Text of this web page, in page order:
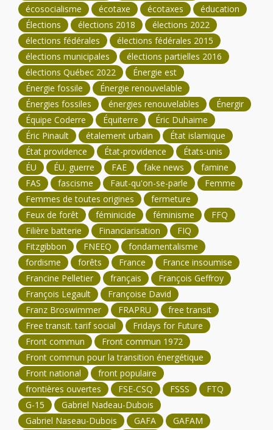
écosocialisme
écotaxe écotaxes
éducation
Élections
élections 2018
élections 2022
élections fédérales
élections fédérales 2015
élections municipales
élections partielles 2016
élections Québec 2022
Énergie est
Énergie fossile
Énergie renouvelable
Énergies fossiles
énergies renouvelables
Énergir
Équipe Coderre
Équiterre
Éric Duhaime
Éric Pinault
étalement urbain
État islamique
État providence
État-providence
États-unis
ÉU
ÉU. guerre FAE fake news
famine
FAS
fascisme Faut-qu'on-se-parle
Femme
Femmes de toutes origines
fermeture
Feux de forêt
féminicide féminisme
FFQ
Filière batterie
Financiarisation
FIQ
Fitzgibbon
FNEEQ
fondamentalisme
fordisme
forêts France
France insoumise
Francine Pelletier
français
François Geffroy
François Legault
Françoise David
Franz Broswimmer
FRAPRU
free transit
Free transit. tarif social
Fridays for Future
Front commun
Front commun 1972
Front commun pour la transition énergétique
Front national
front populaire
frontières ouvertes
FSE-CSQ FSSS
FTQ
G-15
Gabriel Nadeau-Dubois
Gabriel Naseau-Dubois
GAFA
GAFAM